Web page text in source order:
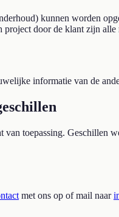
kunnen worden
door de klant zijn alle
informatie van de
van toepassing. Geschillen
met ons op of mail naar